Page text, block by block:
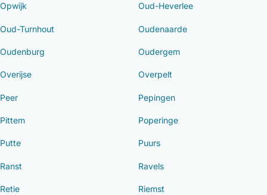
Opwijk Oud-Heverlee
Oud-Turnhout Oudenaarde
Oudenburg Oudergem
Overijse Overpelt
Peer Pepingen
Pittem Poperinge
Putte Puurs
Ranst Ravels
Retie Riemst